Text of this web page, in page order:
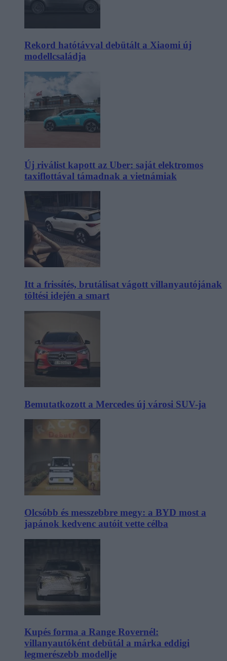
Rekord hatótávval debütált a Xiaomi új
modellcsaládja
Új riválist kapott az Uber: saját elektromos
taxiflottával támadnak a vietnámiak
Itt a frissítés, brutálisat vágott villanyautójának
töltési idején a smart
Bemutatkozott a Mercedes új városi SUV-ja
Olcsóbb és messzebbre megy: a BYD most a
japánok kedvenc autóit vette célba
Kupés forma a Range Rovernél:
villanyautóként debütál a márka eddigi
legmerészebb modellje